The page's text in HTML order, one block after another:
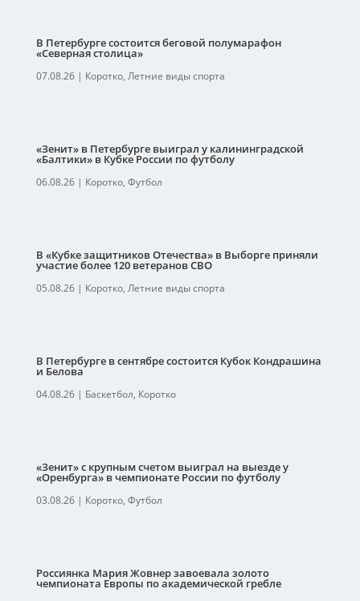
В Петербурге состоится беговой полумарафон
«Северная столица»
07.08.26| Коротко, Летние виды спорта
«Зенит» в Петербурге выиграл у калининградской
«Балтики» в Кубке России по футболу
06.08.26| Коротко, Футбол
В «Кубке защитников Отечества» в Выборге приняли
участие более 120 ветеранов СВО
05.08.26| Коротко, Летние виды спорта
В Петербурге в сентябре состоится Кубок Кондрашина
и Белова
04.08.26| Баскетбол, Коротко
«Зенит» с крупным счетом выиграл на выезде у
«Оренбурга» в чемпионате России по футболу
03.08.26| Коротко, Футбол
Россиянка Мария Жовнер завоевала золото
чемпионата Европы по академической гребле